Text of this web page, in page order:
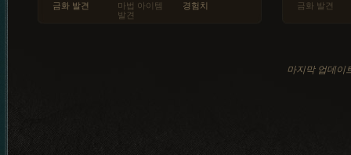
금화 발견
마법 아이템
발견
경험치 금화 발견
마지막 업데이